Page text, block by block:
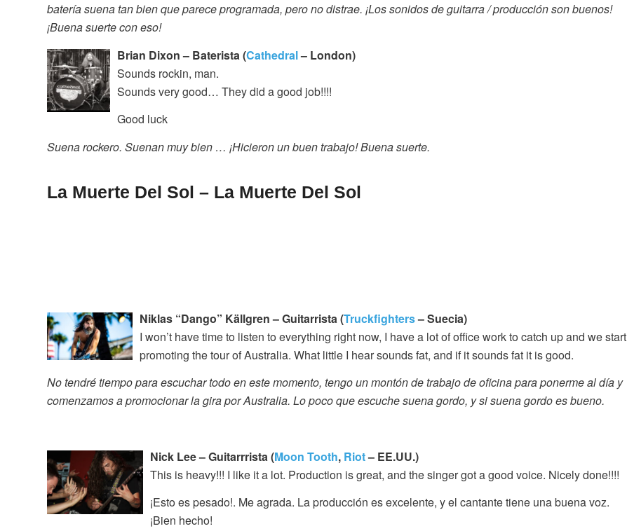
batería suena tan bien que parece programada, pero no distrae. ¡Los sonidos de guitarra / producción son buenos!
¡Buena suerte con eso!
Brian Dixon – Baterista (Cathedral– London)
Sounds rockin, man.
Sounds very good… They did a good job!!!!
Good luck
Suena rockero. Suenan muy bien … ¡Hicieron un buen trabajo! Buena suerte.
La Muerte Del Sol – La Muerte Del Sol
Niklas “Dango” Källgren – Guitarrista (Truckfighters– Suecia)
I won’t have time to listen to everything right now, I have a lot of office work to catch up and we start
promoting the tour of Australia. What little I hear sounds fat, and if it sounds fat it is good.
No tendré tiempo para escuchar todo en este momento, tengo un montón de trabajo de oficina para ponerme al día y
comenzamos a promocionar la gira por Australia. Lo poco que escuche suena gordo, y si suena gordo es bueno.
Nick Lee – Guitarrrista (Moon Tooth, Riot– EE.UU.)
This is heavy!!! I like it a lot. Production is great, and the singer got a good voice. Nicely done!!!!
¡Esto es pesado!. Me agrada. La producción es excelente, y el cantante tiene una buena voz.
¡Bien hecho!